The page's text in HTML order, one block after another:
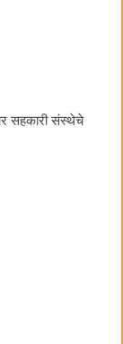
सहकारी संस्थेचे